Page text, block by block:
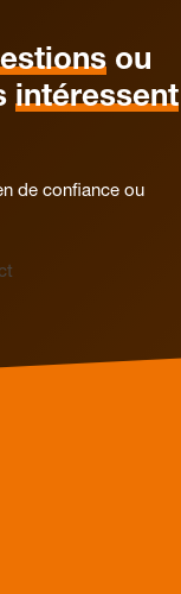
ou
intéressent
de confiance ou